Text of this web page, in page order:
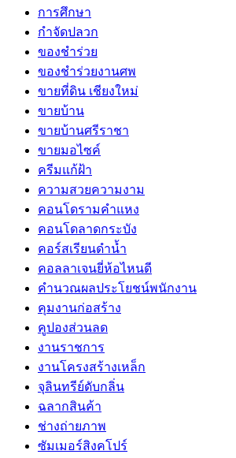
การศึกษา
กำจัดปลวก
ของชำร่วย
ของชำร่วยงานศพ
ขายที่ดิน เชียงใหม่
ขายบ้าน
ขายบ้านศรีราชา
ขายมอไซค์
ครีมแก้ฝ้า
ความสวยความงาม
คอนโดรามคำแหง
คอนโดลาดกระบัง
คอร์สเรียนดำน้ำ
คอลลาเจนยี่ห้อไหนดี
คำนวณผลประโยชน์พนักงาน
คุมงานก่อสร้าง
คูปองส่วนลด
งานราชการ
งานโครงสร้างเหล็ก
จุลินทรีย์ดับกลิ่น
ฉลากสินค้า
ช่างถ่ายภาพ
ซัมเมอร์สิงคโปร์